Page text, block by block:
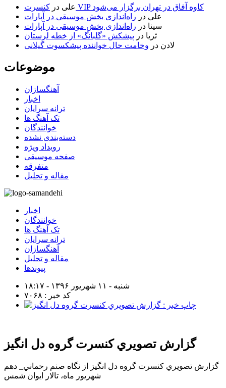
علی در
کنسرت VIP کاوه آفاق در تهران برگزار می‌شود
علی در راه‌اندازی بخش موسیقی در آپارات
سینا در راه‌اندازی بخش موسیقی در آپارات
ثریا در پیشکش «گلبانگ» از خطه لرستان
لادن در وخامت حال خواننده پیشکسوت گیلانی
موضوعات
آهنگسازان
اخبار
ترانه سرایان
تک آهنگ ها
خوانندگان
دسته‌بندی نشده
رویداد ویژه
صفحه موسیقی
متفرقه
مقاله و تحلیل
اخبار
خوانندگان
تک آهنگ ها
ترانه سرایان
آهنگسازان
مقاله و تحلیل
پیوندها
شنبه - ۱۱ شهریور ۱۳۹۶ - ۱۸:۱۷
کد خبر : ۷۰۶۸
گزارش تصويري كنسرت گروه دل انگيز
گزارش تصويري كنسرت گروه دل انگيز از نگاه صنم رحماني_ دهم
شهريور ماه، تالار ايوان شمس